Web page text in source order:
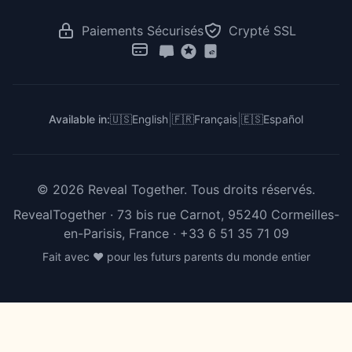
Révélation au Travail
Pour Créateurs & Influenceurs
RevealTogether vs ZoomPaiements Sécurisés Crypté SSL
Available in:🇺🇸English 🇫🇷Français 🇪🇸Español
© 2026 Reveal Together. Tous droits réservés.
RevealTogether · 73 bis rue Carnot, 95240 Cormeilles-
en-Parisis, France · +33 6 51 35 71 09
Fait avec ❤️ pour les futurs parents du monde entier